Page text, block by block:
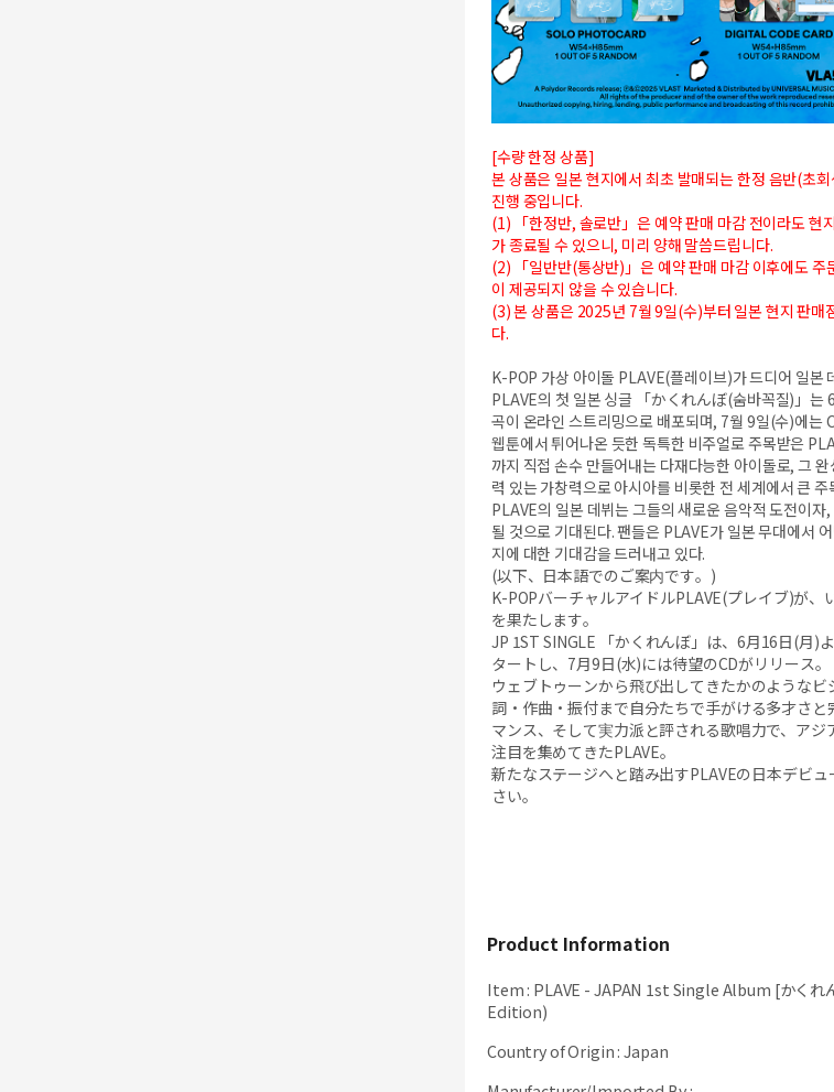
[수량 한정 상품]
본 상품은 일본 현지에서 최초 발매되는 한정 음반(초
진행 중입니다.
(1) 「한정반, 솔로반」은 예약 판매 마감 전이라도 현
가 종료될 수 있으니, 미리 양해 말씀드립니다.
(2) 「일반반(통상반)」은 예약 판매 마감 이후에도 주
이 제공되지 않을 수 있습니다.
(3) 본 상품은 2025년 7월 9일(수)부터 일본 현지 판매
다.
K-POP 가상 아이돌 PLAVE(플레이브)가 드디어 일본
PLAVE의 첫 일본 싱글 「かくれんぼ(숨바꼭질)」는
곡이 온라인 스트리밍으로 배포되며, 7월 9일(수)에는
웹툰에서 튀어나온 듯한 독특한 비주얼로 주목받은
까지 직접 손수 만들어내는 다재다능한 아이돌로, 그
력 있는 가창력으로 아시아를 비롯한 전 세계에서 큰 주
PLAVE의 일본 데뷔는 그들의 새로운 음악적 도전이자
될 것으로 기대된다. 팬들은 PLAVE가 일본 무대에서
지에 대한 기대감을 드러내고 있다.
(以下、日本語でのご案内です。)
K-POPバーチャルアイドルPLAVE(プレイブ)が、
を果たします。
JP 1ST SINGLE 「かくれんぼ」は、6月16日(月)
タートし、7月9日(水)には待望のCDがリリース。
ウェブトゥーンから飛び出してきたかのような
詞・作曲・振付まで自分たちで手がける多才さ
マンス、そして実力派と評される歌唱力で、アジ
注目を集めてきたPLAVE。
新たなステージへと踏み出すPLAVEの日本デビ
さい。
Product Information
Item: PLAVE - JAPAN 1st Single Album [かく
Edition)
Country of Origin:Japan